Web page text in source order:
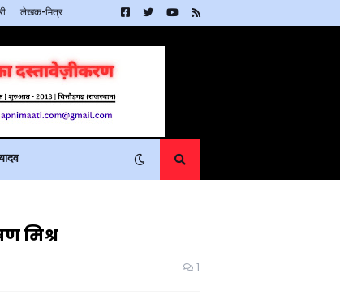
लेखक-मित्र
मिश्र
1